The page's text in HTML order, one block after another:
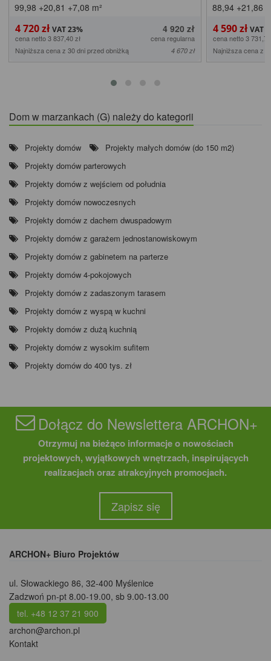
99,98 +20,81 +7,08 m²
4 720 zł 4 920 zł
cena netto 3 837,40 zł
cena regularna
Najniższa cena z 30 dni przed obniżką
4 670 zł
88,94 +21,86
4 590 zł
cena netto 3
Najniższa cena z
Dom w marzankach (G) należy do kategorii
Projekty domów
Projekty małych domów (do 150 m2)
Projekty domów parterowych
Projekty domów z wejściem od południa
Projekty domów nowoczesnych
Projekty domów z dachem dwuspadowym
Projekty domów z garażem jednostanowiskowym
Projekty domów z gabinetem na parterze
Projekty domów 4-pokojowych
Projekty domów z zadaszonym tarasem
Projekty domów z wyspą w kuchni
Projekty domów z dużą kuchnią
Projekty domów z wysokim sufitem
Projekty domów do 400 tys. zł
Dołącz do Newslettera ARCHON+
Otrzymuj na bieżąco informacje o nowościach
projektowych, wyjątkowych wnętrzach, inspirujących
realizacjach oraz atrakcyjnych promocjach.
Zapisz się
ARCHON+ Biuro Projektów
ul. Słowackiego 86, 32-400 Myślenice
Zadzwoń pn-pt 8.00-19.00, sb 9.00-13.00
tel. +48 12 37 21 900
archon@archon.pl
Kontakt